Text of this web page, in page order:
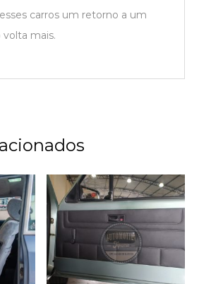
carros um retorno a um
volta mais.